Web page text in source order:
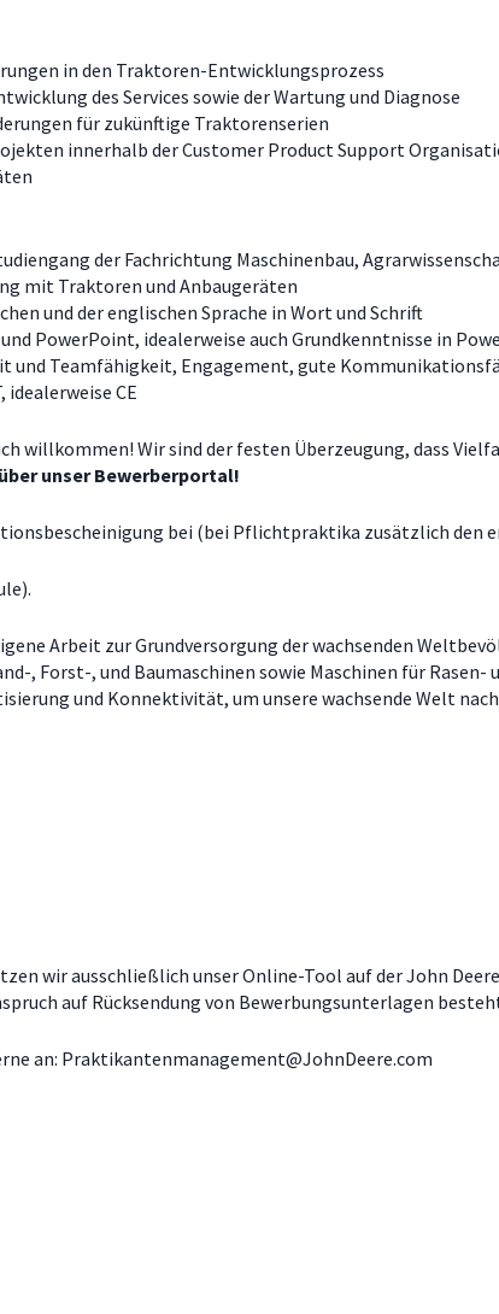
in den Traktoren-Entwicklungsprozess
des Services sowie der Wartung und Diagnose
für zukünftige Traktorenserien
innerhalb der Customer Product Support
der Fachrichtung Maschinenbau,
mit Traktoren und Anbaugeräten
und der englischen Sprache in Wort und Schrift
PowerPoint, idealerweise auch Grundkenntnisse in
und Teamfähigkeit, Engagement, gute
idealerweise CE
willkommen! Wir sind der festen Überzeugung, dass
unser Bewerberportal!
bei (bei Pflichtpraktika zusätzlich den
Arbeit zur Grundversorgung der wachsenden
, Forst-, und Baumaschinen sowie Maschinen für Rasen-
und Konnektivität, um unsere wachsende Welt
wir ausschließlich unser Online-Tool auf der John
auf Rücksendung von Bewerbungsunterlagen
an: Praktikantenmanagement@JohnDeere.com